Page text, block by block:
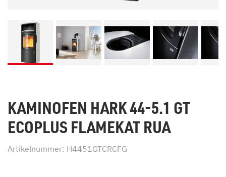
KAMINOFEN HARK 44-5.1 GT
ECOPLUS FLAMEKAT RUA
Artikelnummer: H4451GTCRCFG